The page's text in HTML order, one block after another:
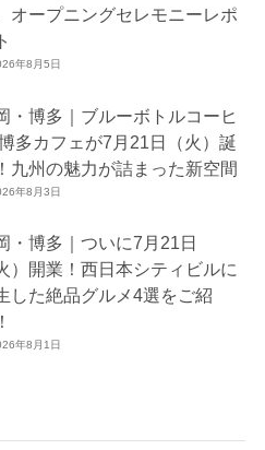
オープニングセレモニーレポ
年8月5日
・博多｜ブルーボトルコーヒ
多カフェが7月21日（火）誕
九州の魅力が詰まった新空間
年8月3日
・博多｜ついに7月21日
）開業！西日本シティビルに
した絶品グルメ4選をご紹
年8月1日